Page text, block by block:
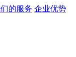
的服务 企业优势